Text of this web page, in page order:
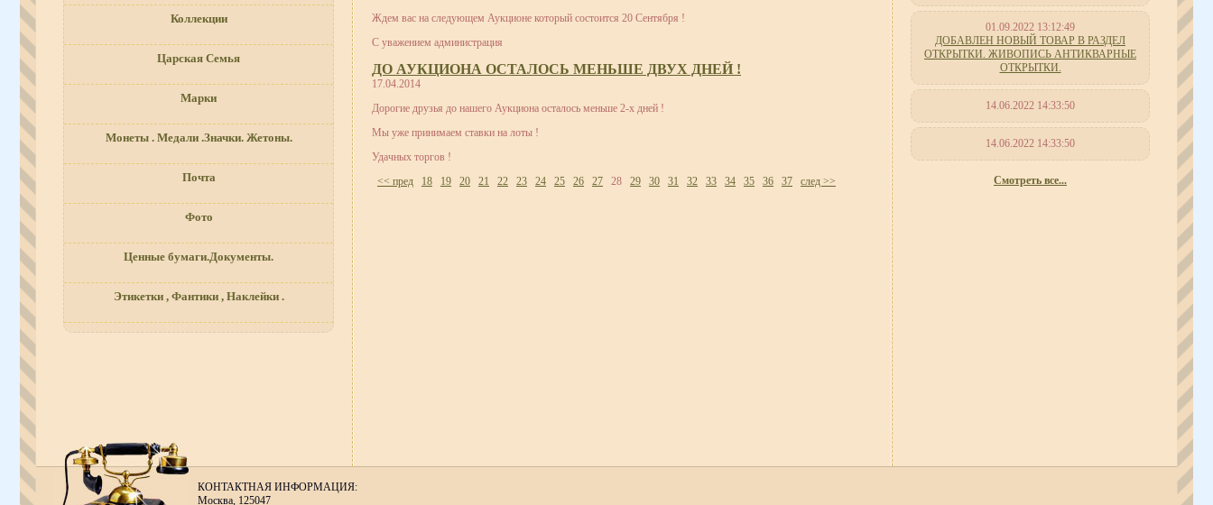
Коллекции
Царская Семья
Марки
Монеты . Медали .Значки. Жетоны.
Почта
Фото
Ценные бумаги.Документы.
Этикетки , Фантики , Наклейки .
Ждем вас на следующем Аукционе который состоится 20 Сентября !
С уважением администрация
ДО АУКЦИОНА ОСТАЛОСЬ МЕНЬШЕ ДВУХ ДНЕЙ !
17.04.2014
Дорогие друзья до нашего Аукциона осталось меньше 2-х дней !
Мы уже принимаем ставки на лоты !
Удачных торгов !
<< пред
18 19 20 21 22 23 24 25 26 27 28 29 30 31 32 33 34 35 36 37 след >>
01.09.2022 13:12:49
ДОБАВЛЕН НОВЫЙ ТОВАР В РАЗДЕЛ
ОТКРЫТКИ. ЖИВОПИСЬ АНТИКВАРНЫЕ
ОТКРЫТКИ.
14.06.2022 14:33:50
14.06.2022 14:33:50
Смотреть все...
КОНТАКТНАЯ ИНФОРМАЦИЯ:
Москва, 125047